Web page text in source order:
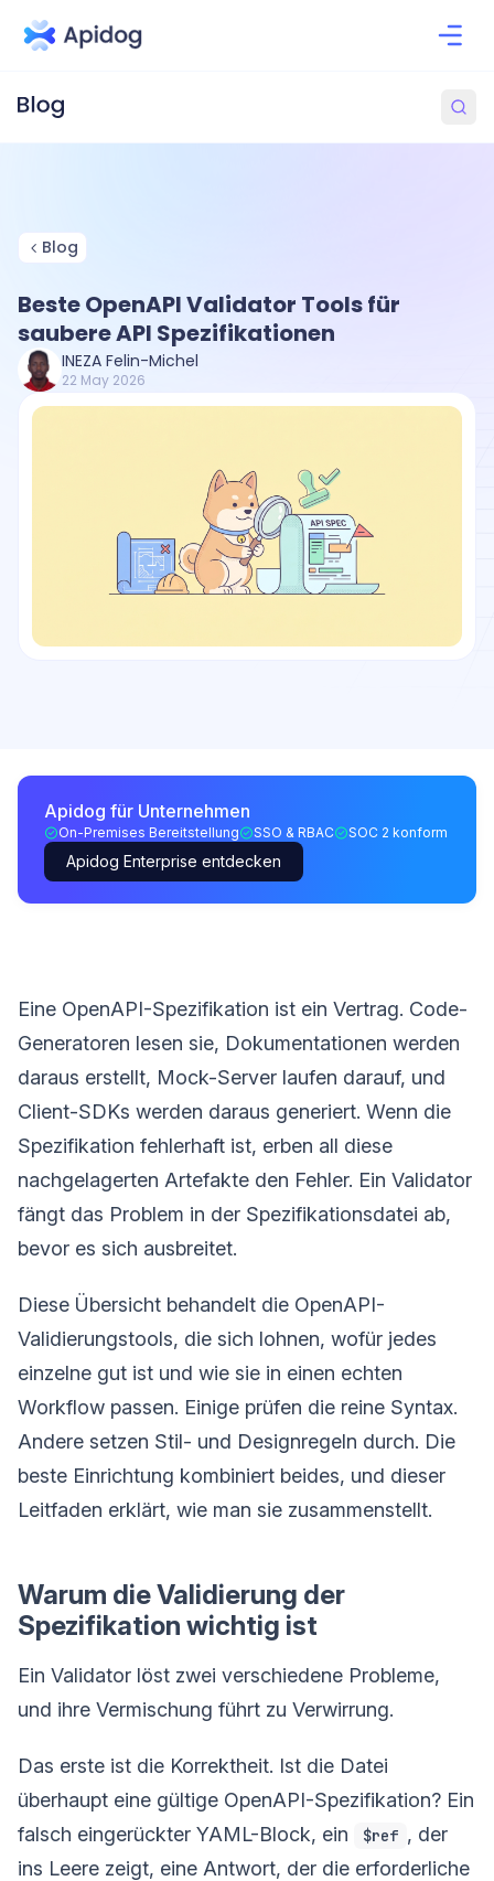
Blog
Beste OpenAPI Validator Tools für
saubere API Spezifikationen
INEZA Felin-Michel
22 May 2026
Apidog für Unternehmen
On-Premises Bereitstellung SSO & RBAC SOC 2 konform
Apidog Enterprise entdecken
Eine OpenAPI-Spezifikation ist ein Vertrag. Code-
Generatoren lesen sie, Dokumentationen werden
daraus erstellt, Mock-Server laufen darauf, und
Client-SDKs werden daraus generiert. Wenn die
Spezifikation fehlerhaft ist, erben all diese
nachgelagerten Artefakte den Fehler. Ein Validator
fängt das Problem in der Spezifikationsdatei ab,
bevor es sich ausbreitet.
Diese Übersicht behandelt die OpenAPI-
Validierungstools, die sich lohnen, wofür jedes
einzelne gut ist und wie sie in einen echten
Workflow passen. Einige prüfen die reine Syntax.
Andere setzen Stil- und Designregeln durch. Die
beste Einrichtung kombiniert beides, und dieser
Leitfaden erklärt, wie man sie zusammenstellt.
Warum die Validierung der
Spezifikation wichtig ist
Ein Validator löst zwei verschiedene Probleme,
und ihre Vermischung führt zu Verwirrung.
Das erste ist die Korrektheit. Ist die Datei
überhaupt eine gültige OpenAPI-Spezifikation? Ein
falsch eingerückter YAML-Block, ein
$ref , der
ins Leere zeigt, eine Antwort, der die erforderliche